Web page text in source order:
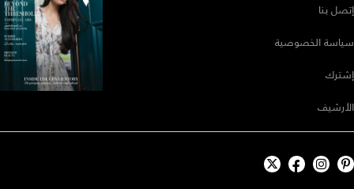
إتصل بنا
سياسة الخصوصية
إشترك
الأرشيف